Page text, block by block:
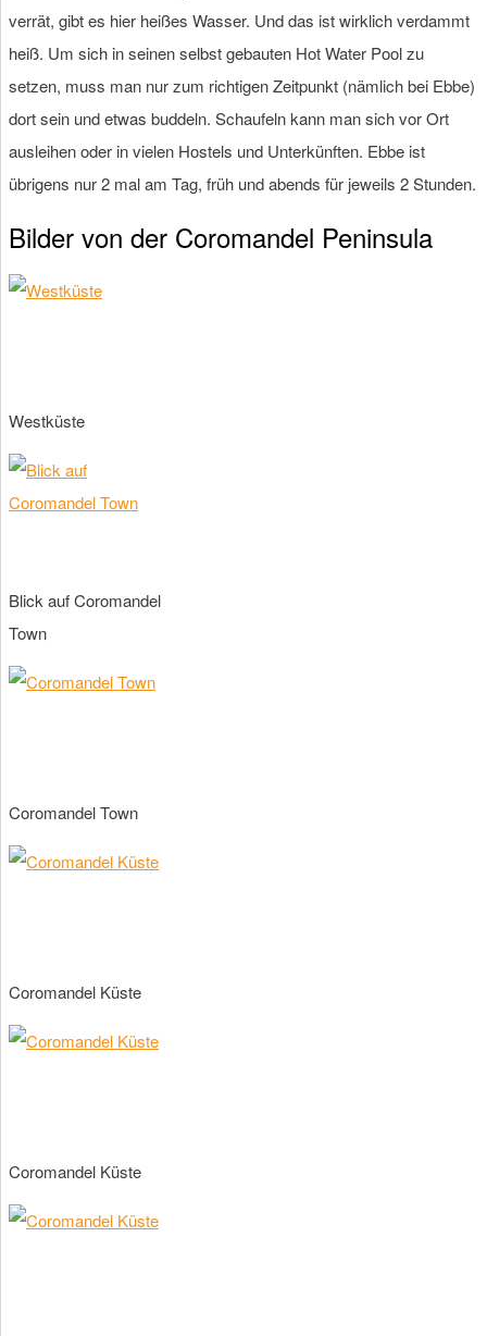
verrät, gibt es hier heißes Wasser. Und das ist wirklich verdammt
heiß. Um sich in seinen selbst gebauten Hot Water Pool zu
setzen, muss man nur zum richtigen Zeitpunkt (nämlich bei Ebbe)
dort sein und etwas buddeln. Schaufeln kann man sich vor Ort
ausleihen oder in vielen Hostels und Unterkünften. Ebbe ist
übrigens nur 2 mal am Tag, früh und abends für jeweils 2 Stunden.
Bilder von der Coromandel Peninsula
Westküste
Blick auf Coromandel
Town
Coromandel Town
Coromandel Küste
Coromandel Küste